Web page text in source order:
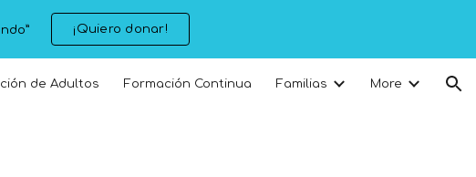
navigation¡Quiero donar!
de Adultos Formación Continua Familias More